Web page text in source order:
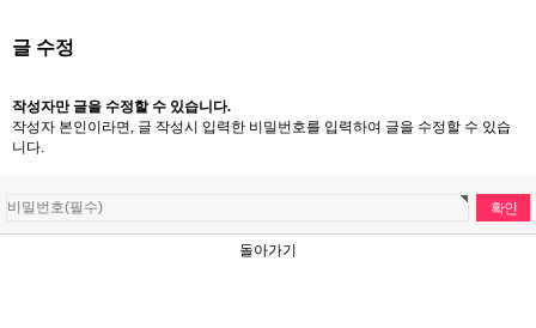
글 수정
작성자만 글을 수정할 수 있습니다.
작성자 본인이라면, 글 작성시 입력한 비밀번호를 입력하여 글을 수정할 수 있습
니다.
돌아가기